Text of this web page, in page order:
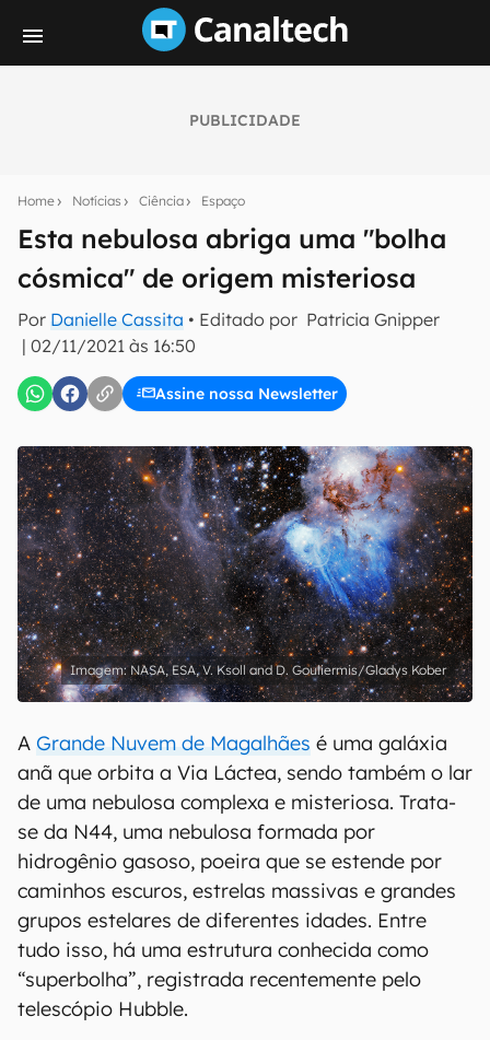
PUBLICIDADE
Home Notícias Ciência Espaço
Esta nebulosa abriga uma "bolha
cósmica" de origem misteriosa
Por Danielle Cassita • Editado por Patricia Gnipper
| 02/11/2021 às 16:50
Assine nossa Newsletter
notícias e reviews sobre tecnologia em primeira
mão.
E-mail
Uso e Política de Privacidade do Canaltech.
NASA, ESA, V. Ksoll and D. Gouliermis/Gladys Kober
A Grande Nuvem de Magalhães é uma galáxia
anã que orbita a Via Láctea, sendo também o lar
de uma nebulosa complexa e misteriosa. Trata-
se da N44, uma nebulosa formada por
hidrogênio gasoso, poeira que se estende por
caminhos escuros, estrelas massivas e grandes
grupos estelares de diferentes idades. Entre
tudo isso, há uma estrutura conhecida como
“superbolha”, registrada recentemente pelo
telescópio Hubble.